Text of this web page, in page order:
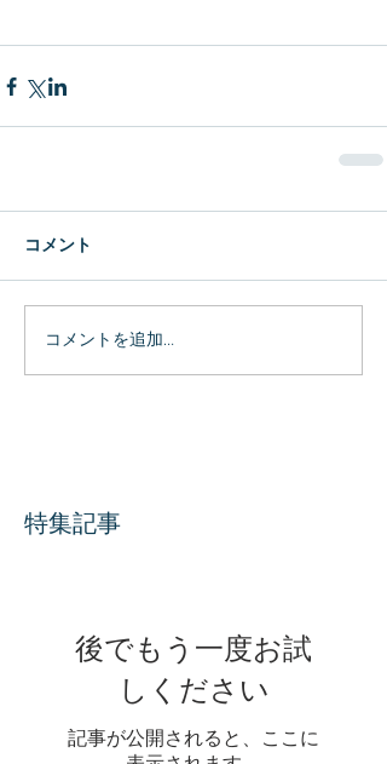
コメント
コメントを追加…
特集記事
後でもう一度お試
しください
記事が公開されると、ここに